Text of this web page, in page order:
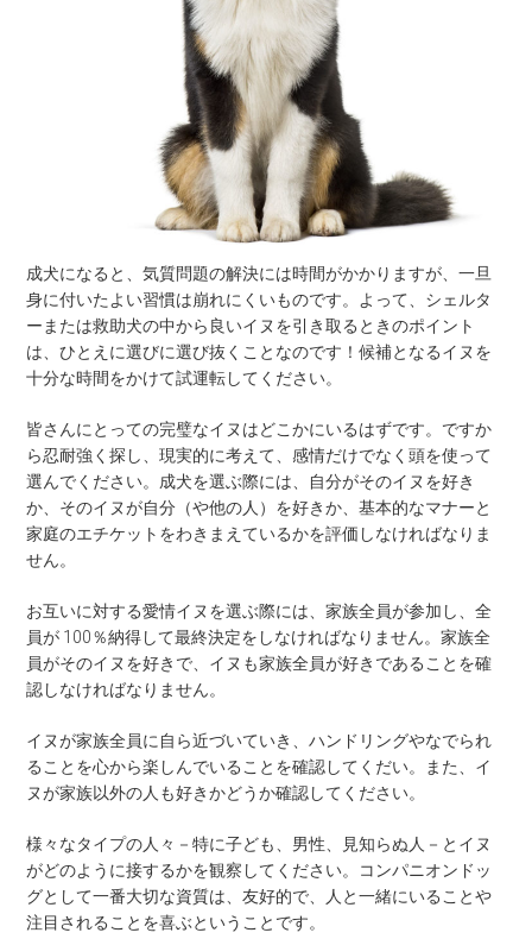
成犬になると、気質問題の解決には時間がかかりますが、一旦
身に付いたよい習慣は崩れにくいものです。よって、シェルタ
ーまたは救助犬の中から良いイヌを引き取るときのポイント
は、ひとえに選びに選び抜くことなのです！候補となるイヌを
十分な時間をかけて試運転してください。
皆さんにとっての完璧なイヌはどこかにいるはずです。ですか
ら忍耐強く探し、現実的に考えて、感情だけでなく頭を使って
選んでください。成犬を選ぶ際には、自分がそのイヌを好き
か、そのイヌが自分（や他の人）を好きか、基本的なマナーと
家庭のエチケットをわきまえているかを評価しなければなりま
せん。
お互いに対する愛情イヌを選ぶ際には、家族全員が参加し、全
員が 100％納得して最終決定をしなければなりません。家族全
員がそのイヌを好きで、イヌも家族全員が好きであることを確
認しなければなりません。
イヌが家族全員に自ら近づいていき、ハンドリングやなでられ
ることを心から楽しんでいることを確認してくだい。また、イ
ヌが家族以外の人も好きかどうか確認してください。
様々なタイプの人々－特に子ども、男性、見知らぬ人－とイヌ
がどのように接するかを観察してください。コンパニオンドッ
グとして一番大切な資質は、友好的で、人と一緒にいることや
注目されることを喜ぶということです。